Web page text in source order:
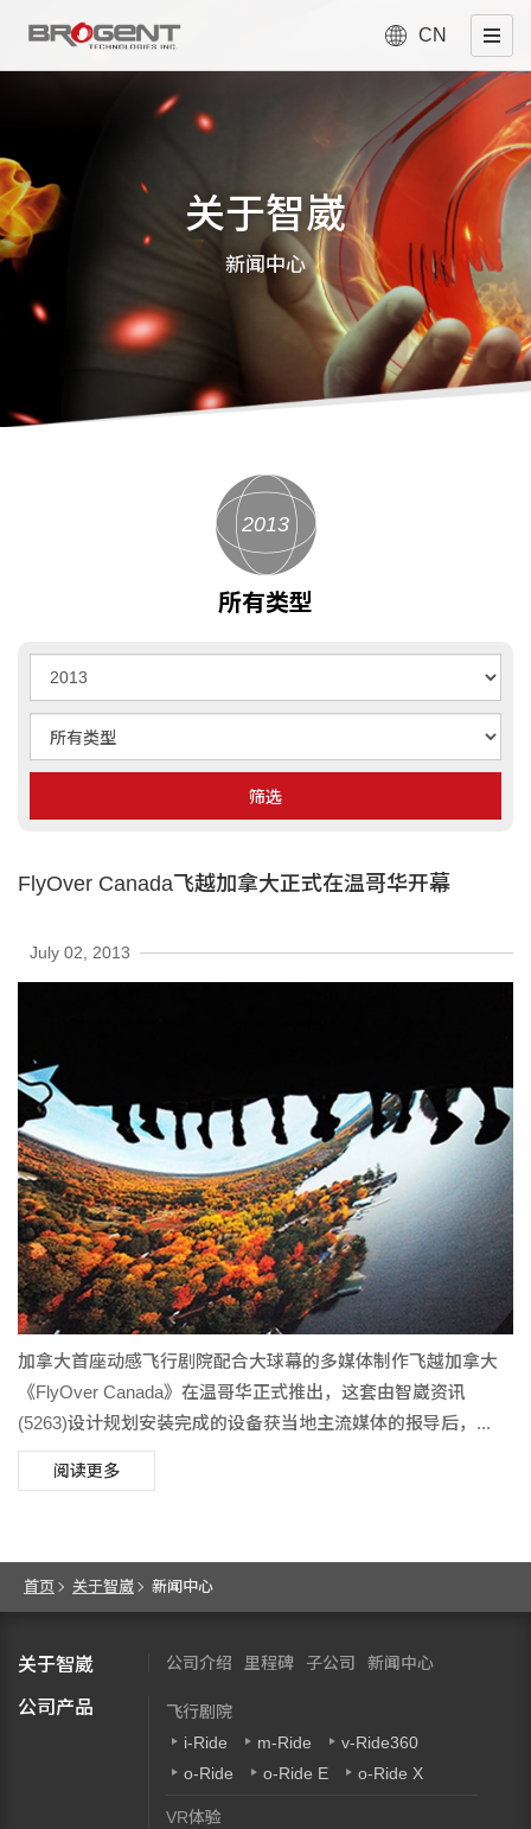
CN
关于智崴
新闻中心
2013
所有类型
分
型
筛选
FlyOver Canada飞越加拿大正式在温哥华开幕
July 02, 2013
加拿大首座动感飞行剧院配合大球幕的多媒体制作飞越加拿大
《FlyOver Canada》在温哥华正式推出，这套由智崴资讯
(5263)设计规划安装完成的设备获当地主流媒体的报导后，...
阅读更多
首页 关于智崴 新闻中心
关于智崴 公司介绍 里程碑 子公司 新闻中心
公司产品
飞行剧院
i-Ride
m-Ride
v-Ride360
o-Ride
o-Ride E o-Ride X
VR体验